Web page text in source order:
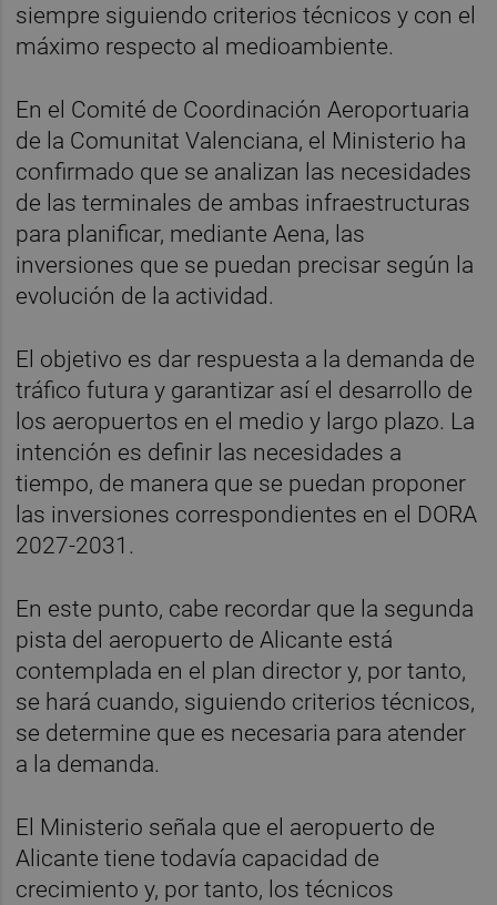
siempre siguiendo criterios técnicos y con el
máximo respecto al medioambiente.
En el Comité de Coordinación Aeroportuaria
de la Comunitat Valenciana, el Ministerio ha
confirmado que se analizan las necesidades
de las terminales de ambas infraestructuras
para planificar, mediante Aena, las
inversiones que se puedan precisar según la
evolución de la actividad.
El objetivo es dar respuesta a la demanda de
tráfico futura y garantizar así el desarrollo de
los aeropuertos en el medio y largo plazo. La
intención es definir las necesidades a
tiempo, de manera que se puedan proponer
las inversiones correspondientes en el DORA
2027-2031.
En este punto, cabe recordar que la segunda
pista del aeropuerto de Alicante está
contemplada en el plan director y, por tanto,
se hará cuando, siguiendo criterios técnicos,
se determine que es necesaria para atender
a la demanda.
El Ministerio señala que el aeropuerto de
Alicante tiene todavía capacidad de
crecimiento y, por tanto, los técnicos